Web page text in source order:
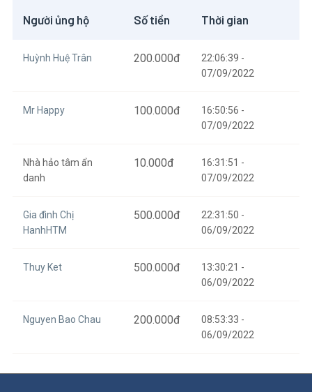
Người ủng hộ Số tiền Thời gian
Huỳnh Huệ Trân 200.000đ
22:06:39 -
07/09/2022
Mr Happy 100.000đ
16:50:56 -
07/09/2022
Nhà hảo tâm ẩn
danh
10.000đ
16:31:51 -
07/09/2022
Gia đình Chị
HanhHTM
500.000đ
22:31:50 -
06/09/2022
Thuy Ket 500.000đ
13:30:21 -
06/09/2022
Nguyen Bao Chau 200.000đ
08:53:33 -
06/09/2022